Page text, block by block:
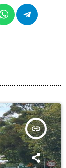
insert_link